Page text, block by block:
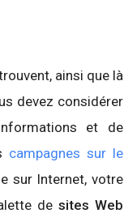
ainsi que là
devez considérer
et de
campagnes sur le
sur Internet, votre
desites Web